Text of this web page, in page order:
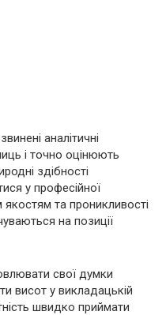
аналітичні
і точно оцінюють
здібності
у професійної
якостям та проникливості
на позиції
свої думки
висот у викладацькій
швидко приймати